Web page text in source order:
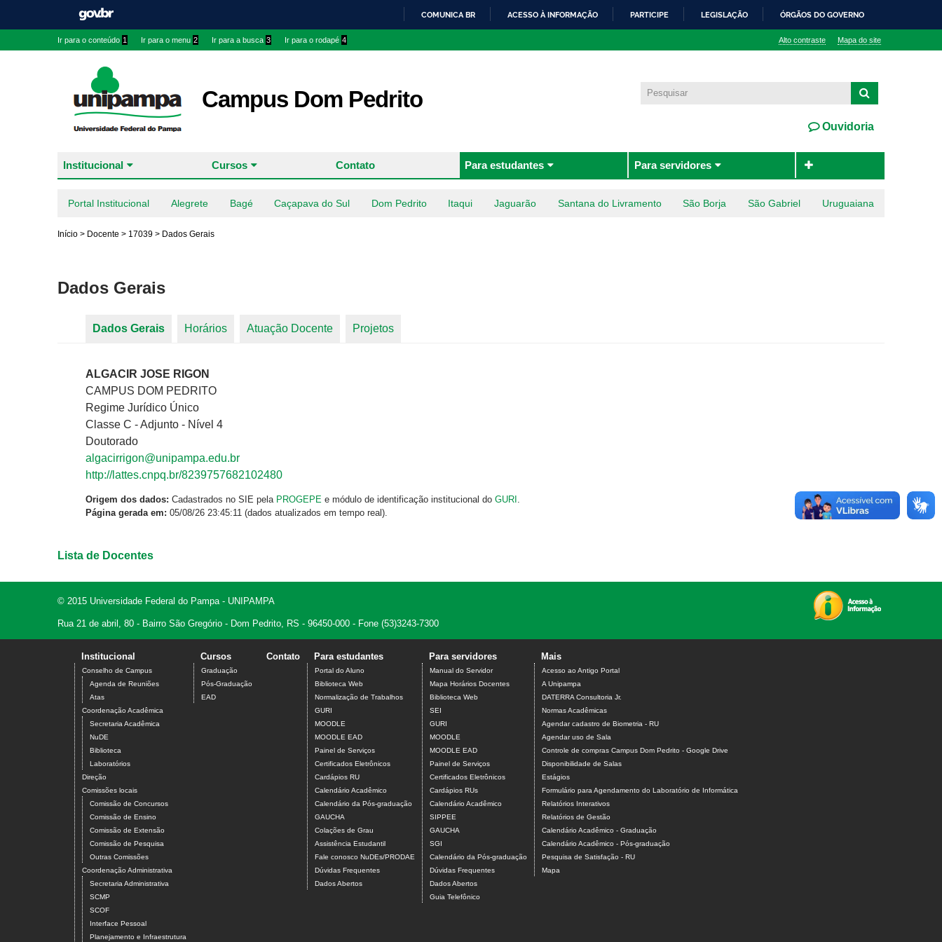
COMUNICA BR ACESSO À INFORMAÇÃO PARTICIPE LEGISLAÇÃO ÓRGÃOS DO GOVERNO
Ir para o conteúdo 1 Ir para o menu 2 Ir para a busca 3 Ir para o rodapé 4 Alto contraste Mapa do site
Campus Dom Pedrito
Ouvidoria
Institucional Cursos Contato Para estudantes Para servidores
Portal Institucional Alegrete Bagé Caçapava do Sul Dom Pedrito Itaqui Jaguarão Santana do Livramento São Borja São Gabriel Uruguaiana
Início > Docente > 17039 > Dados Gerais
Dados Gerais
Dados Gerais (aba ativa)
Horários Atuação Docente Projetos
ALGACIR JOSE RIGON
CAMPUS DOM PEDRITO
Regime Jurídico Único
Classe C - Adjunto - Nível 4
Doutorado
algacirrigon@unipampa.edu.br
http://lattes.cnpq.br/8239757682102480
Origem dos dados: Cadastrados no SIE pela PROGEPE e módulo de identificação institucional do GURI
Página gerada em: 05/08/26 23:45:11 (dados atualizados em tempo real).
Lista de Docentes
© 2015 Universidade Federal do Pampa - UNIPAMPA
Rua 21 de abril, 80 - Bairro São Gregório - Dom Pedrito, RS - 96450-000 - Fone (53)3243-7300
Institucional
Conselho de Campus
Agenda de Reuniões
Atas
Coordenação Acadêmica
Secretaria Acadêmica
NuDE
Biblioteca
Laboratórios
Direção
Comissões locais
Comissão de Concursos
Comissão de Ensino
Comissão de Extensão
Comissão de Pesquisa
Outras Comissões
Coordenação Administrativa
Secretaria Administrativa
SCMP
SCOF
Interface Pessoal
Planejamento e Infraestrutura
Cursos
Graduação
Pós-Graduação
EAD
Contato Para estudantes
Portal do Aluno
Biblioteca Web
Normalização de Trabalhos
GURI
MOODLE
MOODLE EAD
Painel de Serviços
Certificados Eletrônicos
Cardápios RU
Calendário Acadêmico
Calendário da Pós-graduação
GAUCHA
Colações de Grau
Assistência Estudantil
Fale conosco NuDEs/PRODAE
Dúvidas Frequentes
Dados Abertos
Para servidores
Manual do Servidor
Mapa Horários Docentes
Biblioteca Web
SEI
GURI
MOODLE
MOODLE EAD
Painel de Serviços
Certificados Eletrônicos
Cardápios RUs
Calendário Acadêmico
SIPPEE
GAUCHA
SGI
Calendário da Pós-graduação
Dúvidas Frequentes
Dados Abertos
Guia Telefônico
Mais
Acesso ao Antigo Portal
A Unipampa
DATERRA Consultoria Jr.
Normas Acadêmicas
Agendar cadastro de Biometria - RU
Agendar uso de Sala
Controle de compras Campus Dom Pedrito - Google Drive
Disponibilidade de Salas
Estágios
Formulário para Agendamento do Laboratório de Informática
Relatórios Interativos
Relatórios de Gestão
Calendário Acadêmico - Graduação
Calendário Acadêmico - Pós-graduação
Pesquisa de Satisfação - RU
Mapa